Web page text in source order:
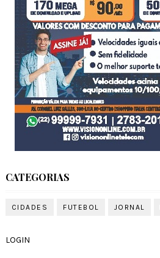
CATEGORIAS
CIDADES FUTEBOL JORNAL
LOGIN